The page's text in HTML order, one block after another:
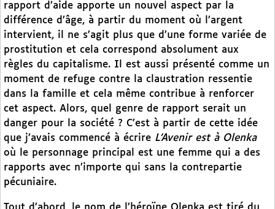
rapport d’aide apporte un nouvel aspect par la
différence d’âge, à partir du moment où l’argent
intervient, il ne s’agit plus que d’une forme variée de
prostitution et cela correspond absolument aux
règles du capitalisme. Il est aussi présenté comme un
moment de refuge contre la claustration ressentie
dans la famille et cela même contribue à renforcer
cet aspect. Alors, quel genre de rapport serait un
danger pour la société ? C’est à partir de cette idée
que j’avais commencé à écrire L’Avenir est à Olenka
où le personnage principal est une femme qui a des
rapports avec n’importe qui sans la contrepartie
pécuniaire.